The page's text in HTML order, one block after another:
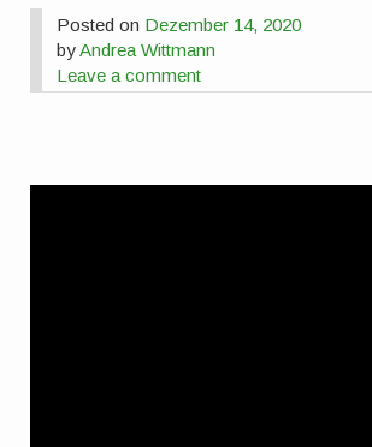
Posted on Dezember 14, 2020
byAndrea Wittmann
Leave a comment